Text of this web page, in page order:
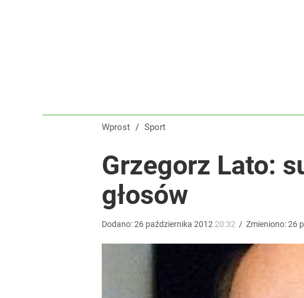
dodaj
Wprost / Sport
Grzegorz Lato:
głosów
Dodano:26 października 2012 20:32 / Zmieniono:26